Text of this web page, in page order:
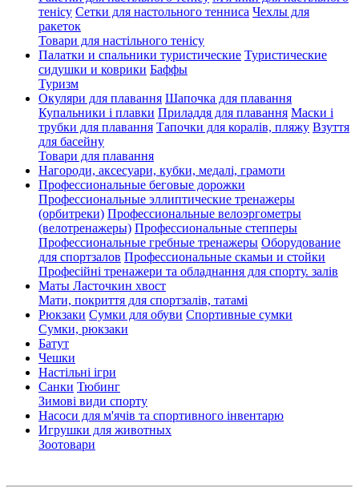
тенісу Сетки для настольного тенниса Чехлы для
ракеток
Товари для настільного тенісу
Палатки и спальники туристические Туристические
сидушки и коврики Баффы
Туризм
Окуляри для плавання Шапочка для плавання
Купальники і плавки Приладдя для плавання Маски і
трубки для плавання Тапочки для коралів, пляжу Взуття
для басейну
Товари для плавання
Нагороди, аксесуари, кубки, медалі, грамоти
Профессиональные беговые дорожки
Профессиональные эллиптические тренажеры
(орбитреки) Профессиональные велоэргометры
(велотренажеры) Профессиональные cтепперы
Профессиональные гребные тренажеры Оборудование
для спортзалов Профессиональные скамьи и стойки
Професійні тренажери та обладнання для спорту. залів
Маты Ласточкин хвост
Мати, покриття для спортзалів, татамі
Рюкзаки Сумки для обуви Спортивные сумки
Сумки, рюкзаки
Батут
Чешки
Настільні ігри
Санки Тюбинг
Зимові види спорту
Насоси для м'ячів та спортивного інвентарю
Игрушки для животных
Зоотовари